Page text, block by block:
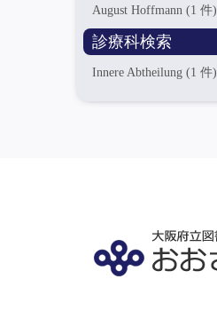
August Hoffmann(1 件)
診療科検索
Innere Abtheilung(1 件)